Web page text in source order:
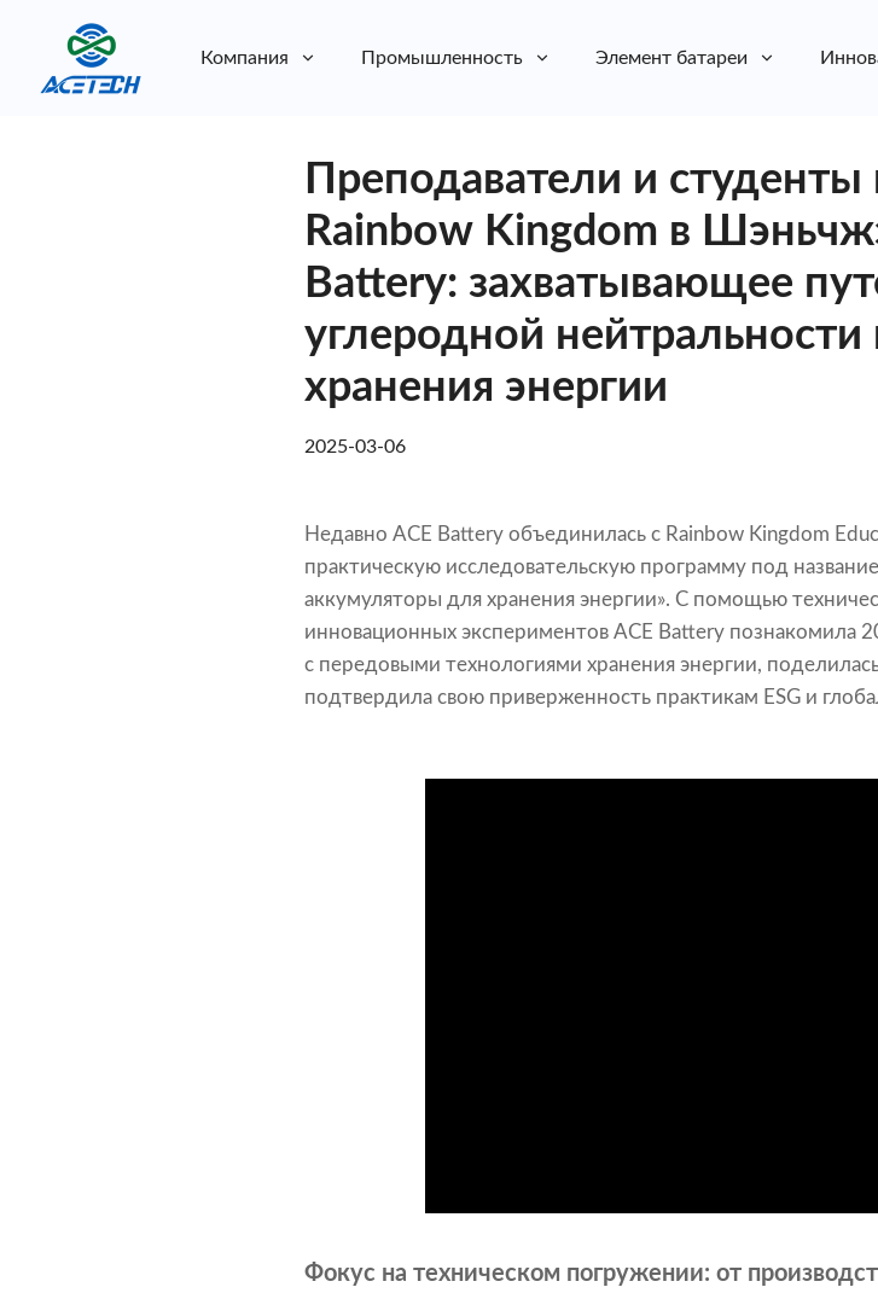
Компания Промышленность Элемент батареи
Преподаватели и
Rainbow Kingdom в
Battery: захватывающее
углеродной нейтральности
хранения энергии
2025-03-06
Недавно ACE Battery объединилась с Rainbow Kingdom
практическую исследовательскую программу под
аккумуляторы для хранения энергии». С помощью
инновационных экспериментов ACE Battery познакомила
с передовыми технологиями хранения энергии,
подтвердила свою приверженность практикам ESG и
Фокус на техническом погружении: от